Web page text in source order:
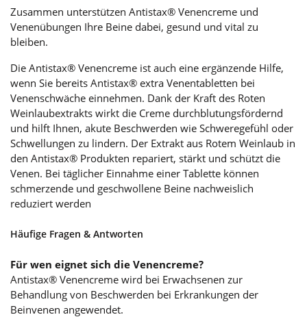
Zusammen unterstützen Antistax® Venencreme und
Venenübungen Ihre Beine dabei, gesund und vital zu
bleiben.
Die Antistax® Venencreme ist auch eine ergänzende Hilfe,
wenn Sie bereits Antistax® extra Venentabletten bei
Venenschwäche einnehmen. Dank der Kraft des Roten
Weinlaubextrakts wirkt die Creme durchblutungsfördernd
und hilft Ihnen, akute Beschwerden wie Schweregefühl oder
Schwellungen zu lindern. Der Extrakt aus Rotem Weinlaub in
den Antistax® Produkten repariert, stärkt und schützt die
Venen. Bei täglicher Einnahme einer Tablette können
schmerzende und geschwollene Beine nachweislich
reduziert werden
Häufige Fragen & Antworten
Für wen eignet sich die Venencreme?
Antistax® Venencreme wird bei Erwachsenen zur
Behandlung von Beschwerden bei Erkrankungen der
Beinvenen angewendet.